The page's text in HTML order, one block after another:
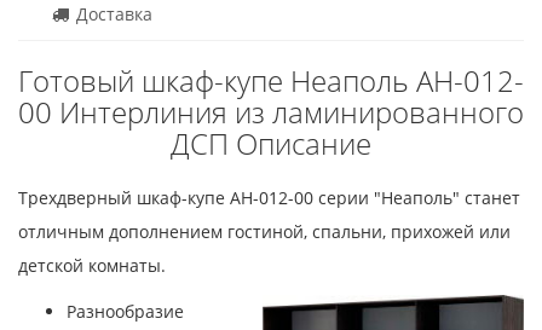
Доставка
Готовый шкаф-купе Неаполь АН-012-
00 Интерлиния из ламинированного
ДСП Описание
Трехдверный шкаф-купе АН-012-00 серии "Неаполь" станет
отличным дополнением гостиной, спальни, прихожей или
детской комнаты.
Разнообразие